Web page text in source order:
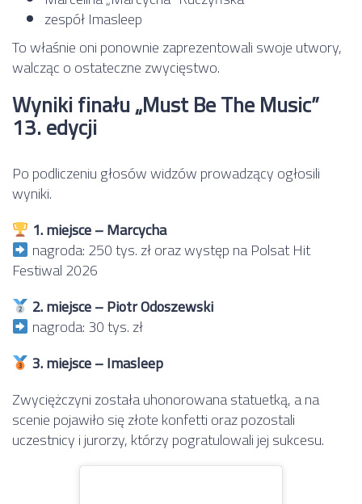
zespół Imasleep
To właśnie oni ponownie zaprezentowali swoje utwory,
walcząc o ostateczne zwycięstwo.
Wyniki finału „Must Be The Music”
13. edycji
Po podliczeniu głosów widzów prowadzący ogłosili
wyniki.
1. miejsce – Marcycha
nagroda: 250 tys. zł oraz występ na Polsat Hit
Festiwal 2026
2. miejsce – Piotr Odoszewski
nagroda: 30 tys. zł
3. miejsce – Imasleep
Zwyciężczyni została uhonorowana statuetką, a na
scenie pojawiło się złote konfetti oraz pozostali
uczestnicy i jurorzy, którzy pogratulowali jej sukcesu.